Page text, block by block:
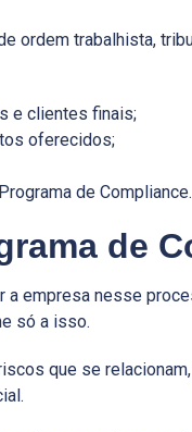
ordem trabalhista,
e clientes finais;
oferecidos;
de Compliance.
de
a empresa nesse
só a isso.
que se